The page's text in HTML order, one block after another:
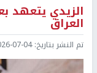
الزيدي يتعهد
العراق
تم النشر بتاريخ:07-04 18:14